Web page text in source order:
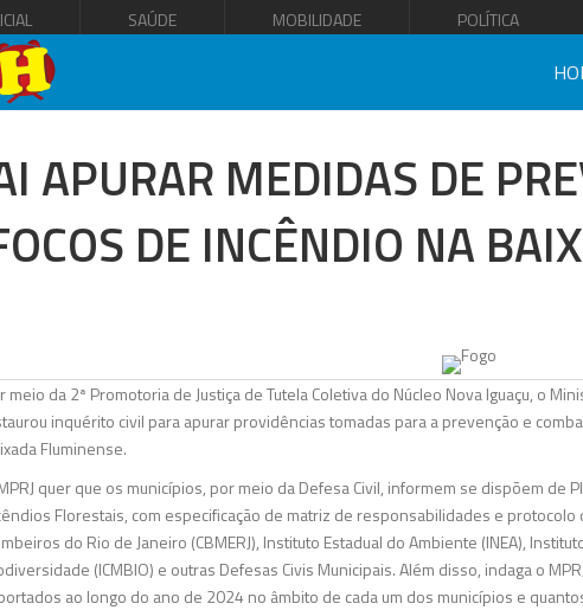
SAÚDE MOBILIDADE POLÍTICA
APURAR MEDIDAS DE
DE INCÊNDIO NA
meio da 2ª Promotoria de Justiça de Tutela Coletiva do Núcleo Nova Iguaçu, o
inquérito civil para apurar providências tomadas para a prevenção e
Fluminense.
quer que os municípios, por meio da Defesa Civil, informem se dispõem de
Florestais, com especificação de matriz de responsabilidades e
do Rio de Janeiro (CBMERJ), Instituto Estadual do Ambiente (INEA),
(ICMBIO) e outras Defesas Civis Municipais. Além disso, indaga o
ao longo do ano de 2024 no âmbito de cada um dos municípios e